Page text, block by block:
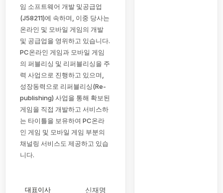
임 소프트웨어 개발 및공급업
(J58211)에 속하며, 이중 당사는
온라인 및 모바일 게임의 개발
및 공급업을 영위하고 있습니다.
PC온라인 게임과 모바일 게임
의 퍼블리싱 및 리퍼블리싱을 주
력 사업으로 진행하고 있으며,
성장동력으로 리퍼블리싱(Re-
publishing) 사업을 통해 확보된
게임을 직접 개발하고 서비스하
는 타이틀을 보유하여 PC온라
인 게임 및 모바일 게임 부분의
채널링 서비스도 제공하고 있습
니다.
대표이사 신재명